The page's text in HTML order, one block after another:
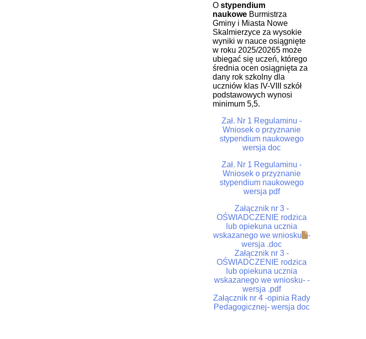
O stypendium
naukoweBurmistrza
Gminy i Miasta Nowe
Skalmierzyce za wysokie
wyniki w nauce osiągnięte
w roku 2025/20265 może
ubiegać się uczeń, którego
średnia ocen osiągnięta za
dany rok szkolny dla
uczniów klas IV-VIII szkół
podstawowych wynosi
minimum 5,5.
Zał. Nr 1 Regulaminu -
Wniosek o przyznanie
stypendium naukowego
wersja doc
Zał. Nr 1 Regulaminu -
Wniosek o przyznanie
stypendium naukowego
wersja pdf
Załącznik nr 3 -
OŚWIADCZENIE rodzica
lub opiekuna ucznia
wskazanego we wniosku
-
wersja .doc
Załącznik nr 3 -
OŚWIADCZENIE rodzica
lub opiekuna ucznia
wskazanego we wniosku--
wersja .pdf
Załącznik nr 4 -opinia Rady
Pedagogicznej- wersja doc